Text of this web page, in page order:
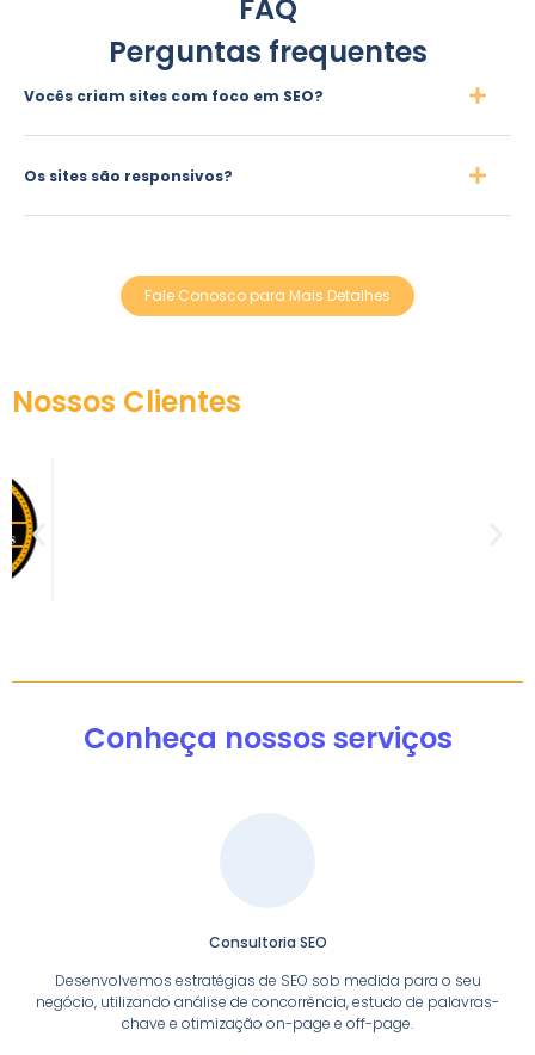
FAQ
Perguntas frequentes
Vocês criam sites com foco em SEO?
Os sites são responsivos?
Fale Conosco para Mais Detalhes
Nossos Clientes
Conheça nossos serviços
Consultoria SEO
Desenvolvemos estratégias de SEO sob medida para o seu
negócio, utilizando análise de concorrência, estudo de palavras-
chave e otimização on-page e off-page.